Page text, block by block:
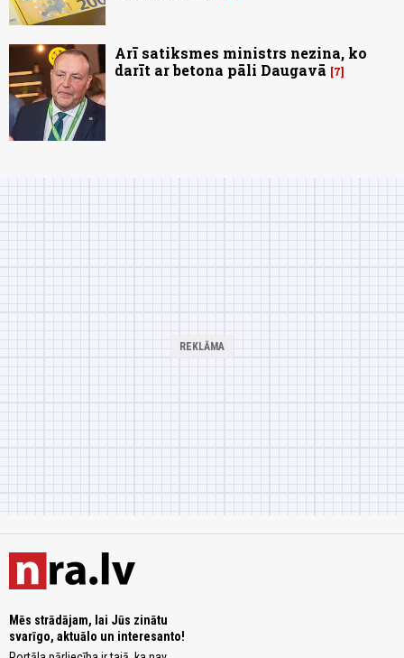
Arī satiksmes ministrs nezina, ko
darīt ar betona pāli Daugavā
7
Mēs strādājam, lai Jūs zinātu
svarīgo, aktuālo un interesanto!